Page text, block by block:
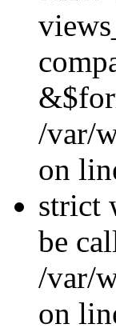
/var/
on
strict
be
/var/
on